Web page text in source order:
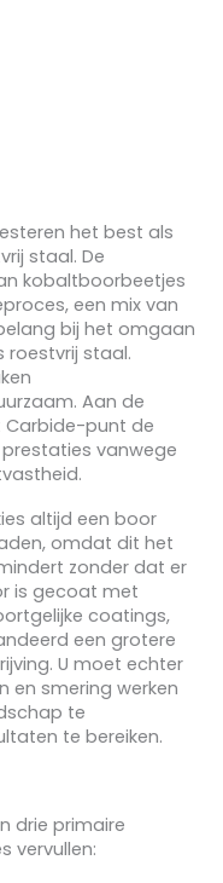
het best als
staal. De
kobaltboorbeetjes
een mix van
bij het omgaan
staal.
Aan de
Carbide-punt de
vanwege
altijd een boor
omdat dit het
zonder dat er
is gecoat met
coatings,
een grotere
U moet echter
en smering werken
te
te bereiken.
drie primaire
vervullen: